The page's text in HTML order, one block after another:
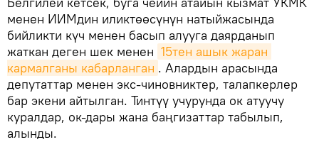
менен ИИМдин иликтөөсүнүн натыйжасында
бийликти күч менен басып алууга даярданып
жаткан деген шек менен 15тен ашык жаран
кармалганы кабарланган . Алардын арасында
депутаттар менен экс-чиновниктер, талапкерлер
бар экени айтылган. Тинтүү учурунда ок атуучу
куралдар, ок-дары жана баңгизаттар табылып,
алынды.